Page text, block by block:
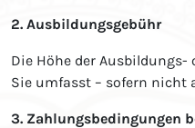
2. Ausbildungsgebühr
Die Höhe der
Sie umfasst – sofern nicht
3. Zahlungsbedingungen